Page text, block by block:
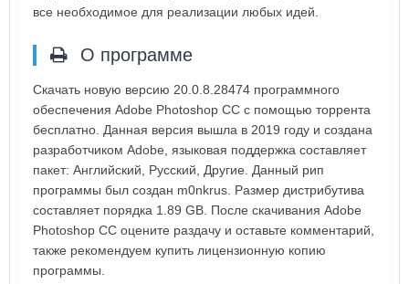
все необходимое для реализации любых идей.
О программе
Скачать новую версию 20.0.8.28474 программного
обеспечения Adobe Photoshop CC с помощью торрента
бесплатно. Данная версия вышла в 2019 году и создана
разработчиком Adobe, языковая поддержка составляет
пакет: Английский, Русский, Другие. Данный рип
программы был создан m0nkrus. Размер дистрибутива
составляет порядка 1.89 GB. После скачивания Adobe
Photoshop CC оцените раздачу и оставьте комментарий,
также рекомендуем купить лицензионную копию
программы.